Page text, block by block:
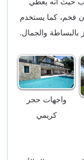
فخم، كما يستخدم
بالبساطة والجمال.
واجهات حجر
كريمي